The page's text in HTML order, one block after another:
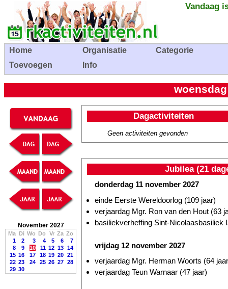
Vandaag
Home Organisatie
Categorie
Toevoegen
Info
November 2027
Ma Di Wo Do Vr Za Zo
1
2 3 4 5 6
7
8
9 10 11 12 13 14
15 16 17 18 19 20 21
22 23 24 25 26 27 28
29 30
Dagactiviteiten
Geen activiteiten gevonden
Jubilea (21
donderdag 11 november 2027
einde Eerste Wereldoorlog (109 jaar)
verjaardag Mgr. Ron van den Hout (63
basiliekverheffing Sint-Nicolaasbasiliek
vrijdag 12 november 2027
verjaardag Mgr. Herman Woorts (64
verjaardag Teun Warnaar (47 jaar)